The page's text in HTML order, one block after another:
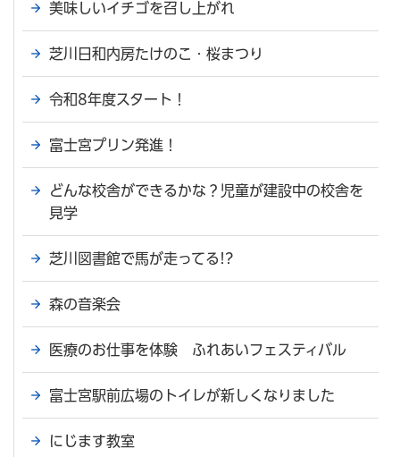
美味しいイチゴを召し上がれ
芝川日和内房たけのこ・桜まつり
令和8年度スタート！
富士宮プリン発進！
どんな校舎ができるかな？児童が建設中の校舎を
見学
芝川図書館で馬が走ってる!?
森の音楽会
医療のお仕事を体験 ふれあいフェスティバル
富士宮駅前広場のトイレが新しくなりました
にじます教室